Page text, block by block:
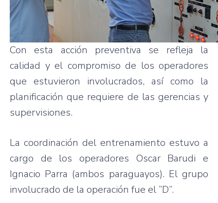
Con esta acción preventiva se refleja la
calidad y el compromiso de los operadores
que estuvieron involucrados, así como la
planificación que requiere de las gerencias y
supervisiones.
La coordinación del entrenamiento estuvo a
cargo de los operadores Oscar Barudi e
Ignacio Parra (ambos paraguayos). El grupo
involucrado de la operación fue el “D”.